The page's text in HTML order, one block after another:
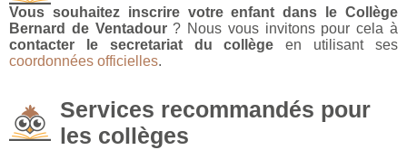
Vous souhaitez inscrire votre enfant dans le Collège
Bernard de Ventadour? Nous vous invitons pour cela à
contacter le secretariat du collège en utilisant ses
coordonnées officielles.
Services recommandés pour
les collèges